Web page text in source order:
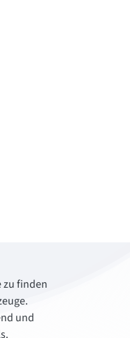
zu finden
und